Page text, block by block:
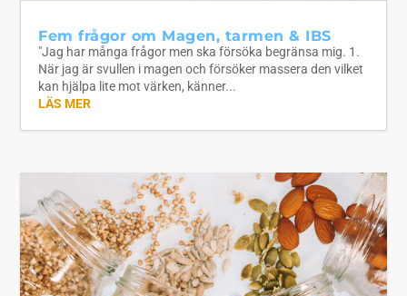
Fem frågor om Magen, tarmen & IBS
"Jag har många frågor men ska försöka begränsa mig. 1.
När jag är svullen i magen och försöker massera den vilket
kan hjälpa lite mot värken, känner...
LÄS MER